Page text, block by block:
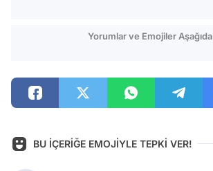
Yorumlar ve Emojiler Aşağıda
BU İÇERİĞE EMOJİYLE TEPKİ VER!